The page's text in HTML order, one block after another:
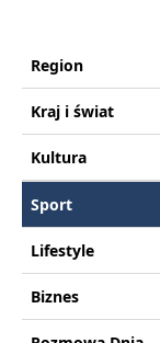
Region
Kraj i świat
Kultura
Sport
Lifestyle
Biznes